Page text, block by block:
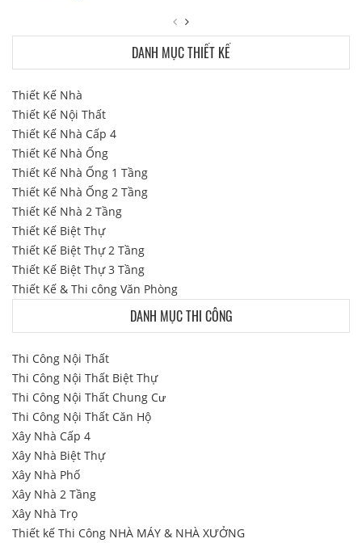
DANH MỤC THIẾT KẾ
Thiết Kế Nhà
Thiết Kế Nội Thất
Thiết Kế Nhà Cấp 4
Thiết Kế Nhà Ống
Thiết Kế Nhà Ống 1 Tầng
Thiết Kế Nhà Ống 2 Tầng
Thiết Kế Nhà 2 Tầng
Thiết Kế Biệt Thự
Thiết Kế Biệt Thự 2 Tầng
Thiết Kế Biệt Thự 3 Tầng
Thiết Kế & Thi công Văn Phòng
DANH MỤC THI CÔNG
Thi Công Nội Thất
Thi Công Nội Thất Biệt Thự
Thi Công Nội Thất Chung Cư
Thi Công Nội Thất Căn Hộ
Xây Nhà Cấp 4
Xây Nhà Biệt Thự
Xây Nhà Phố
Xây Nhà 2 Tầng
Xây Nhà Trọ
Thiết kế Thi Công NHÀ MÁY & NHÀ XƯỞNG